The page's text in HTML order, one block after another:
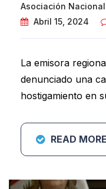
Asociación
Abril 15, 2024
La emisora
denunciado una
hostigamiento en
READ MORE